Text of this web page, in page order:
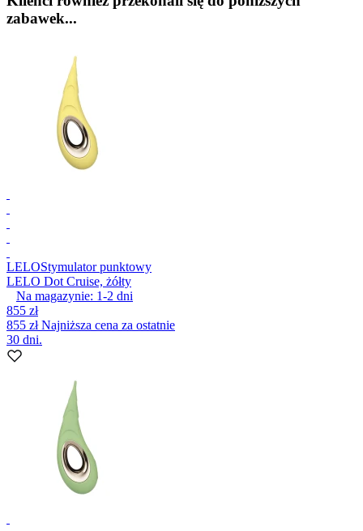
zabawek...
LELOStymulator punktowy
LELO Dot Cruise, żółty
Na magazynie: 1-2 dni
855 zł
855 złNajniższa cena za ostatnie
30 dni.